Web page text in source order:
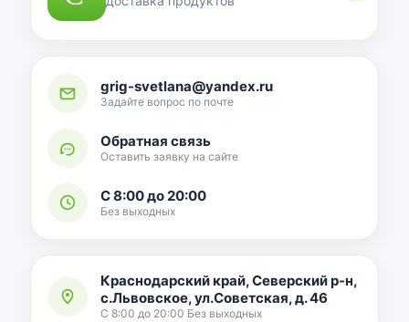
grig-svetlana@yandex.ru
Задайте вопрос по почте
Обратная связь
Оставить заявку на сайте
С 8:00 до 20:00
Без выходных
Краснодарский край, Северский р-н,
с.Львовское, ул.Советская, д. 46
С 8:00 до 20:00 Без выходных